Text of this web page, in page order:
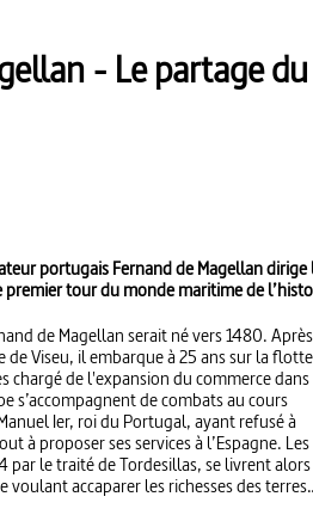
- Le partage
portugais Fernand de Magellan dirige
tour du monde maritime de
de Magellan serait né vers 1480. Après
Viseu, il embarque à 25 ans sur la
chargé de l'expansion du commerce dans
s’accompagnent de combats au cours
Ier, roi du Portugal, ayant refusé à
à proposer ses services à l’Espagne. Les
par le traité de Tordesillas, se livrent alors
accaparer les richesses des terres
convaincre le jeune roi Charles Ier, futur